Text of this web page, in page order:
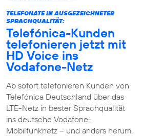
TELEFONATE IN AUSGEZEICHNETER
SPRACHQUALITÄT:
Telefónica-Kunden
telefonieren jetzt mit
HD Voice ins
Vodafone-Netz
Ab sofort telefonieren Kunden von
Telefónica Deutschland über das
LTE-Netz in bester Sprachqualität
ins deutsche Vodafone-
Mobilfunknetz – und anders herum.